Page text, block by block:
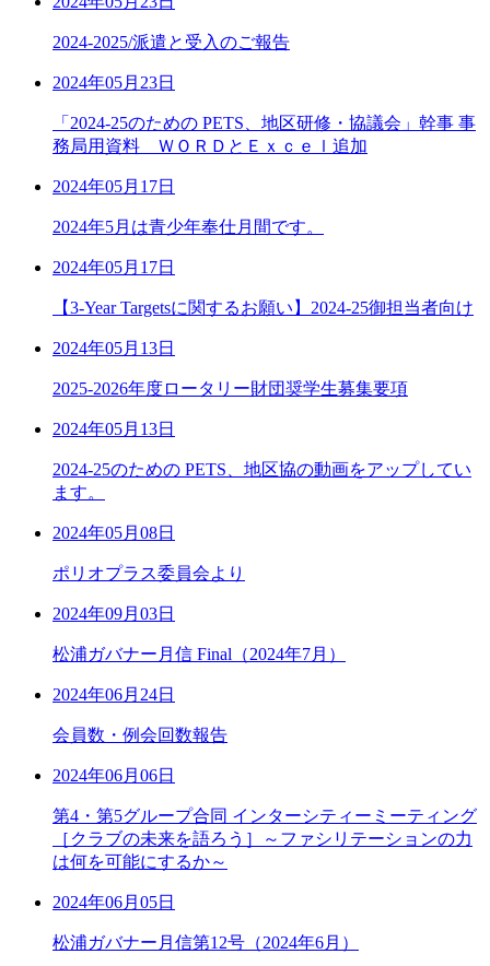
2024-2025/派遣と受入のご報告
2024年05月23日
「2024-25のための PETS、地区研修・協議会」幹事 事
務局用資料 ＷＯＲＤとＥｘｃｅｌ追加
2024年05月17日
2024年5月は青少年奉仕月間です。
2024年05月17日
【3-Year Targetsに関するお願い】2024-25御担当者向け
2024年05月13日
2025-2026年度ロータリー財団奨学生募集要項
2024年05月13日
2024-25のための PETS、地区協の動画をアップしてい
ます。
2024年05月08日
ポリオプラス委員会より
2024年09月03日
松浦ガバナー月信 Final（2024年7月）
2024年06月24日
会員数・例会回数報告
2024年06月06日
第4・第5グループ合同 インターシティーミーティング
［クラブの未来を語ろう］～ファシリテーションの力
は何を可能にするか～
2024年06月05日
松浦ガバナー月信第12号（2024年6月）